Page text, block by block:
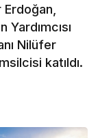
Erdoğan,
Nilüfer
katıldı.